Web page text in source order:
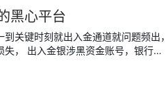
USD，流水號為
制取消。 2024-09-23 惡
）來信，單方面硬扣帽子，宣
23 強行洗劫資
拉取交易紀錄找違規。我身為普通
：「哪一張單子違規？判定細則是什
黑心平台
关键时刻就出入金通道就问题频出，
， 出入金银涉黑资金账号，银行卡
务，永远是机器人自动官方回复，
美金